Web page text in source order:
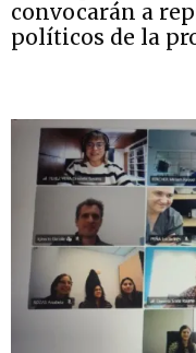
convocarán a
políticos de la